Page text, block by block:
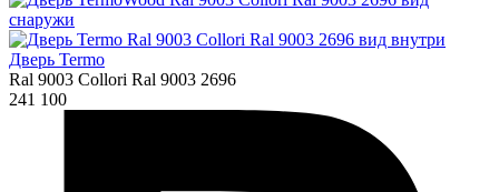
Дверь Termo
Ral 9003 Collori Ral 9003 2696
241 100